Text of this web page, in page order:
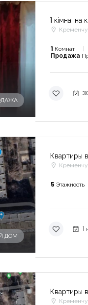
1 кімнатна
1 Комнат
Продажа
ДОМ
Квартиры
5 Этажность
1
Квартиры